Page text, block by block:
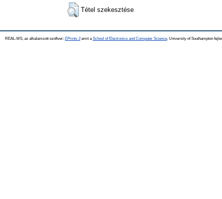
Tétel szekesztése
REAL-MS, az alkalamzott szoftver: EPrints 3amit a School of Electronics and Computer Science , University of Southampton